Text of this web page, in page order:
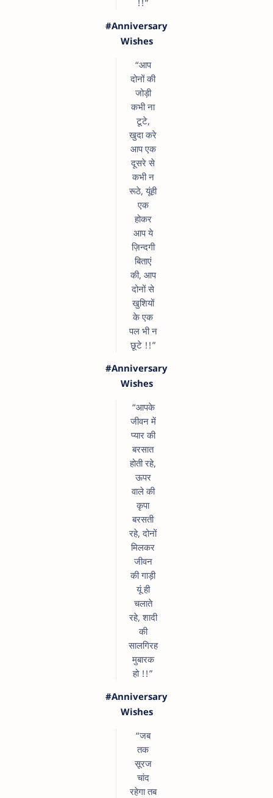
#Anniversary
Wishes
“आप
दोनों की
जोड़ी
कभी ना
टूटे,
खुदा करे
आप एक
दूसरे से
कभी न
रूठे, यूंही
एक
होकर
आप ये
ज़िन्दगी
बिताएं
की, आप
दोनों से
खुशियों
के एक
पल भी न
छूटे !!”
#Anniversary
Wishes
“आपके
जीवन में
प्यार की
बरसात
होती रहे,
ऊपर
वाले की
कृपा
बरसती
रहे, दोनों
मिलकर
जीवन
की गाड़ी
यूं ही
चलाते
रहे, शादी
की
सालगिरह
मुबारक
हो !!”
#Anniversary
Wishes
“जब
तक
सूरज
चांद
रहेगा तब